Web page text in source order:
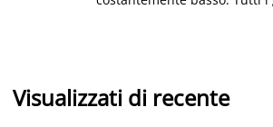
Visualizzati di recente